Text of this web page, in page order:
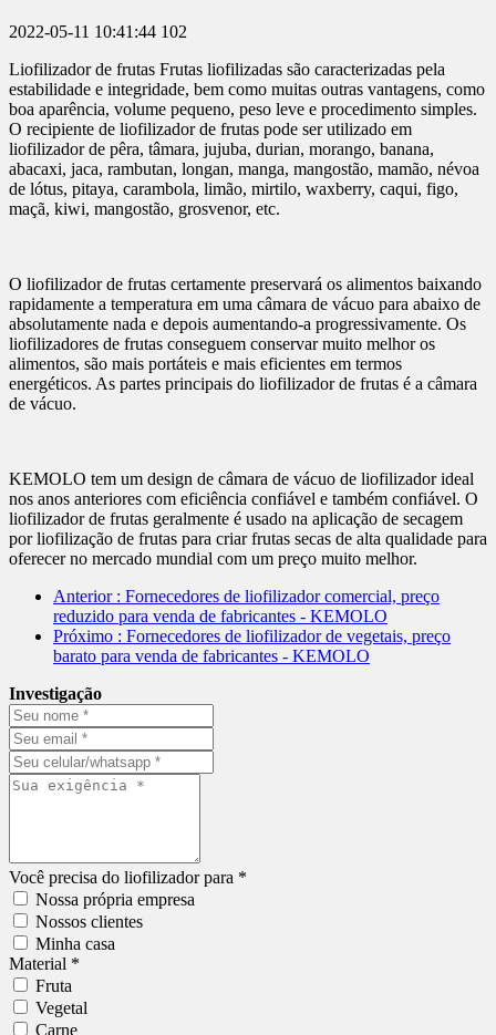
2022-05-11 10:41:44 102
Liofilizador de frutas Frutas liofilizadas são caracterizadas pela
estabilidade e integridade, bem como muitas outras vantagens, como
boa aparência, volume pequeno, peso leve e procedimento simples.
O recipiente de liofilizador de frutas pode ser utilizado em
liofilizador de pêra, tâmara, jujuba, durian, morango, banana,
abacaxi, jaca, rambutan, longan, manga, mangostão, mamão, névoa
de lótus, pitaya, carambola, limão, mirtilo, waxberry, caqui, figo,
maçã, kiwi, mangostão, grosvenor, etc.
O liofilizador de frutas certamente preservará os alimentos baixando
rapidamente a temperatura em uma câmara de vácuo para abaixo de
absolutamente nada e depois aumentando-a progressivamente. Os
liofilizadores de frutas conseguem conservar muito melhor os
alimentos, são mais portáteis e mais eficientes em termos
energéticos. As partes principais do liofilizador de frutas é a câmara
de vácuo.
KEMOLO tem um design de câmara de vácuo de liofilizador ideal
nos anos anteriores com eficiência confiável e também confiável. O
liofilizador de frutas geralmente é usado na aplicação de secagem
por liofilização de frutas para criar frutas secas de alta qualidade para
oferecer no mercado mundial com um preço muito melhor.
Anterior : Fornecedores de liofilizador comercial, preço
reduzido para venda de fabricantes - KEMOLO
Próximo : Fornecedores de liofilizador de vegetais, preço
barato para venda de fabricantes - KEMOLO
Investigação
Você precisa do liofilizador para *
Nossa própria empresa
Nossos clientes
Minha casa
Material *
Fruta
Vegetal
Carne